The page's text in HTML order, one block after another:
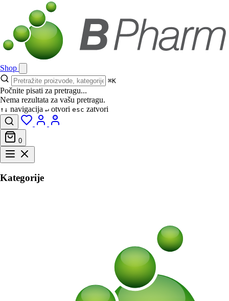
Shop
⌘K
Počnite pisati za pretragu...
Nema rezultata za vašu pretragu.
↑↓ navigacija ↵ otvori esc zatvori
0
Kategorije